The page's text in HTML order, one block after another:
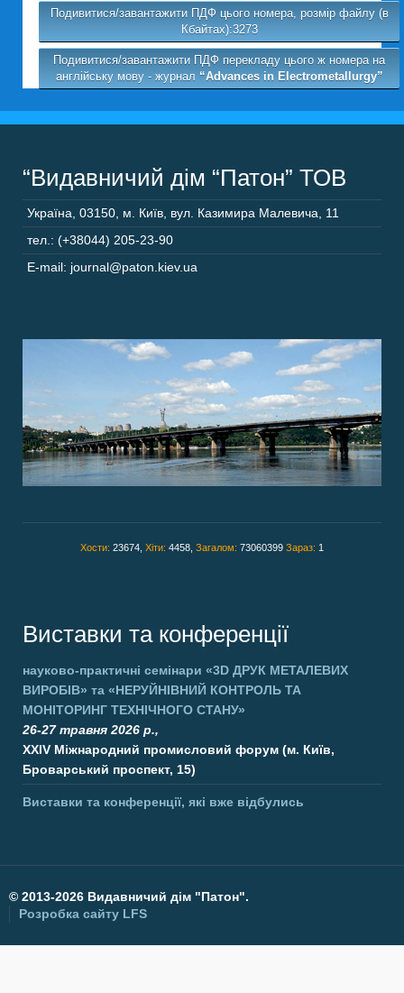
Подивитися/завантажити ПДФ цього номера, розмір файлу (в
Кбайтах):3273
Подивитися/завантажити ПДФ перекладу цього ж номера на
англійську мову - журнал “Advances in Electrometallurgy”
“Видавничий дім “Патон” ТОВ
Україна, 03150, м. Київ, вул. Казимира Малевича, 11
тел.: (+38044) 205-23-90
E-mail: journal@paton.kiev.ua
Хости: 23674, Хіти: 4458, Загалом: 73060399 Зараз: 1
Виставки та конференції
науково-практичні семінари «3D ДРУК МЕТАЛЕВИХ
ВИРОБІВ» та «НЕРУЙНІВНИЙ КОНТРОЛЬ ТА
МОНІТОРИНГ ТЕХНІЧНОГО СТАНУ»
26-27 травня 2026 р.,
XXIV Міжнародний промисловий форум (м. Київ,
Броварський проспект, 15)
Виставки та конференції, які вже відбулись
© 2013-2026 Видавничий дім "Патон".
Розробка сайту LFS